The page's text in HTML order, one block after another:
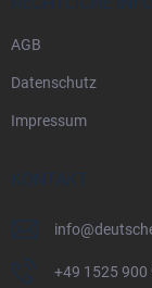
AGB
Datenschutz
Impressum
KONTAKT
info@
+49 1525 900